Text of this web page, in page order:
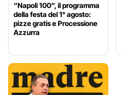
“Napoli 100”, il programma
della festa del 1° agosto:
pizze gratis e Processione
Azzurra